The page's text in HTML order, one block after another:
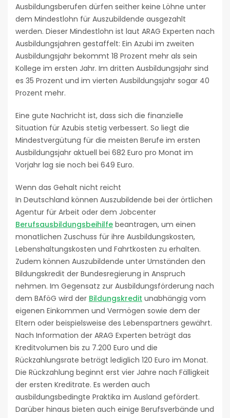
Ausbildungsberufen dürfen seither keine Löhne unter
dem Mindestlohn für Auszubildende ausgezahlt
werden. Dieser Mindestlohn ist laut ARAG Experten nach
Ausbildungsjahren gestaffelt: Ein Azubi im zweiten
Ausbildungsjahr bekommt 18 Prozent mehr als sein
Kollege im ersten Jahr. Im dritten Ausbildungsjahr sind
es 35 Prozent und im vierten Ausbildungsjahr sogar 40
Prozent mehr.
Eine gute Nachricht ist, dass sich die finanzielle
Situation für Azubis stetig verbessert. So liegt die
Mindestvergütung für die meisten Berufe im ersten
Ausbildungsjahr aktuell bei 682 Euro pro Monat im
Vorjahr lag sie noch bei 649 Euro.
Wenn das Gehalt nicht reicht
In Deutschland können Auszubildende bei der örtlichen
Agentur für Arbeit oder dem Jobcenter
Berufsausbildungsbeihilfe beantragen, um einen
monatlichen Zuschuss für ihre Ausbildungskosten,
Lebenshaltungskosten und Fahrtkosten zu erhalten.
Zudem können Auszubildende unter Umständen den
Bildungskredit der Bundesregierung in Anspruch
nehmen. Im Gegensatz zur Ausbildungsförderung nach
dem BAföG wird der Bildungskredit unabhängig vom
eigenen Einkommen und Vermögen sowie dem der
Eltern oder beispielsweise des Lebenspartners gewährt.
Nach Information der ARAG Experten beträgt das
Kreditvolumen bis zu 7.200 Euro und die
Rückzahlungsrate beträgt lediglich 120 Euro im Monat.
Die Rückzahlung beginnt erst vier Jahre nach Fälligkeit
der ersten Kreditrate. Es werden auch
ausbildungsbedingte Praktika im Ausland gefördert.
Darüber hinaus bieten auch einige Berufsverbände und